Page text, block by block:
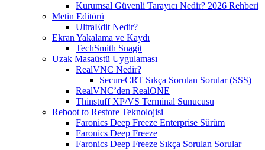
Kurumsal Güvenli Tarayıcı Nedir? 2026 Rehberi
Metin Editörü
UltraEdit Nedir?
Ekran Yakalama ve Kaydı
TechSmith Snagit
Uzak Masaüstü Uygulaması
RealVNC Nedir?
SecureCRT Sıkça Sorulan Sorular (SSS)
RealVNC’den RealONE
Thinstuff XP/VS Terminal Sunucusu
Reboot to Restore Teknolojisi
Faronics Deep Freeze Enterprise Sürüm
Faronics Deep Freeze
Faronics Deep Freeze Sıkça Sorulan Sorular